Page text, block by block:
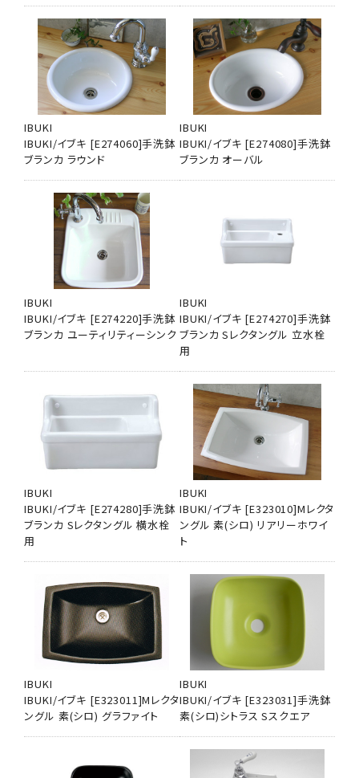
IBUKI
IBUKI/イブキ [E274060]手洗鉢
ブランカ ラウンド
IBUKI
IBUKI/イブキ [E274080]手洗鉢
ブランカ オーバル
IBUKI
IBUKI/イブキ [E274220]手洗鉢
ブランカ ユーティリティーシンク
IBUKI
IBUKI/イブキ [E274270]手洗鉢
ブランカ Sレクタングル 立水栓
用
IBUKI
IBUKI/イブキ [E274280]手洗鉢
ブランカ Sレクタングル 横水栓
用
IBUKI
IBUKI/イブキ [E323010]Mレクタ
ングル 素(シロ) リアリーホワイ
ト
IBUKI
IBUKI/イブキ [E323011]Mレクタ
ングル 素(シロ) グラファイト
IBUKI
IBUKI/イブキ [E323031]手洗鉢
素(シロ)シトラス Sスクエア